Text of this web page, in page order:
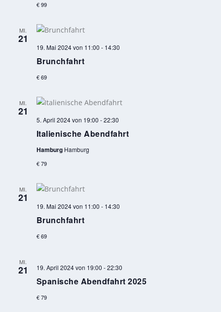
€ 99
MI.
21
Brunchfahrt
19. Mai 2024 von 11:00 - 14:30
€ 69
MI.
21
Italienische Abendfahrt
5. April 2024 von 19:00 -22:30
Hamburg Hamburg
€ 79
MI.
21
Brunchfahrt
19. Mai 2024 von 11:00 - 14:30
€ 69
MI.
21
Spanische Abendfahrt 2025
19. April 2024 von 19:00 -22:30
€ 79